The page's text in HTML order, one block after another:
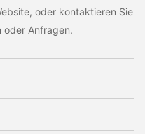
oder kontaktieren Sie
oder Anfragen.